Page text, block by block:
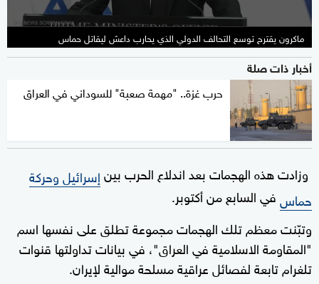
ماكرون يقترح توسع التحالف الدولي الذي يحارب داعش ليقاتل حماس
أخبار ذات صلة
حرب غزة.. "مهمة صعبة" للسوداني في العراق
وزادت هذه الهجمات بعد اندلاع الحرب بينإسرائيل وحركة
حماسفي السابع من أكتوبر.
وتبّنت معظم تلك الهجمات مجموعة تطلق على نفسها اسم
"المقاومة الاسلامية في العراق"، في بيانات تداولتها قنوات
تلغرام تابعة لفصائل عراقية مسلحة موالية لإيران.